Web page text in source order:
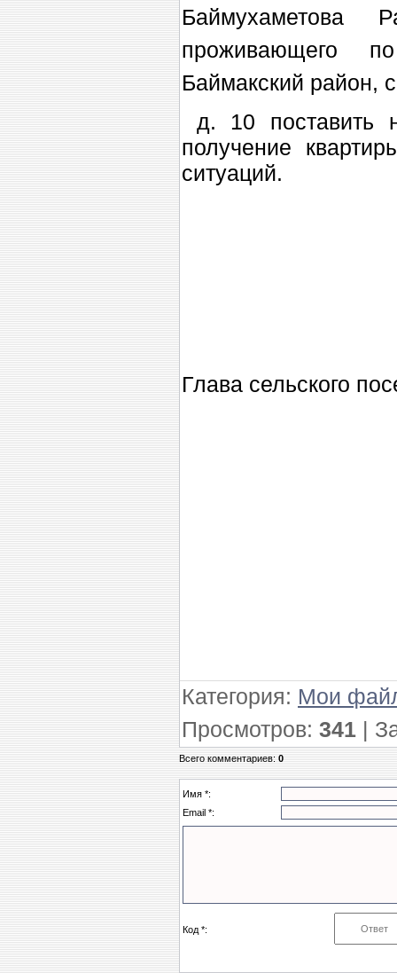
Баймухаметова
проживающего
Баймакский район,
д. 10 поставить
получение
ситуаций.
Глава
Категория: Мои
Просмотров: 341 |
Всего комментариев:0
Имя *:
Email *:
Код *: